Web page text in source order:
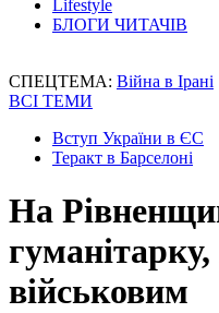
Lifestyle
БЛОГИ ЧИТАЧІВ
СПЕЦТЕМА: Війна в Ірані
ВСІ ТЕМИ
Вступ України в ЄС
Теракт в Барселоні
На
військовим